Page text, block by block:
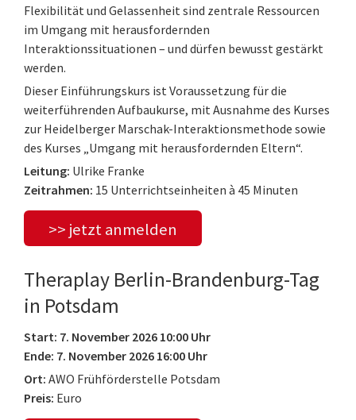
Flexibilität und Gelassenheit sind zentrale Ressourcen
im Umgang mit herausfordernden
Interaktionssituationen – und dürfen bewusst gestärkt
werden.
Dieser Einführungskurs ist Voraussetzung für die
weiterführenden Aufbaukurse, mit Ausnahme des Kurses
zur Heidelberger Marschak-Interaktionsmethode sowie
des Kurses „Umgang mit herausfordernden Eltern“.
Leitung: Ulrike Franke
Zeitrahmen: 15 Unterrichtseinheiten à 45 Minuten
>> jetzt anmelden
Theraplay Berlin-Brandenburg-Tag
in Potsdam
Start: 7. November 2026 10:00 Uhr
Ende: 7. November 2026 16:00 Uhr
Ort: AWO Frühförderstelle Potsdam
Preis: Euro